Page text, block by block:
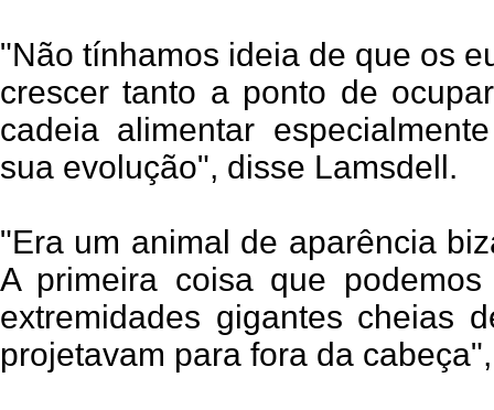
"Não tínhamos ideia de que os
crescer tanto a ponto de
cadeia alimentar
sua evolução", disse Lamsdell.
"Era um animal de aparência
A primeira coisa que
extremidades gigantes cheias
projetavam para fora da